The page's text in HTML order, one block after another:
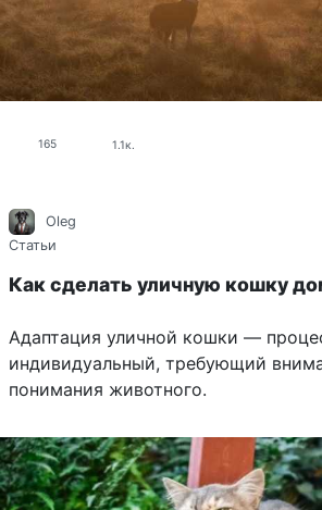
165 1.1к.
Oleg
Статьи
Как сделать уличную кошку
Адаптация уличной кошки —
индивидуальный, требующий
понимания животного.